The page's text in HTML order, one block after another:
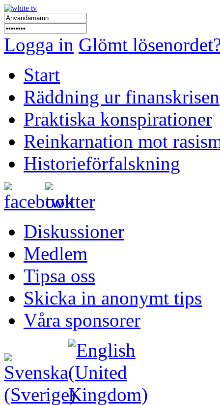
Logga in Glömt
Start
Räddning ur finanskrisen
Praktiska konspirationer
Reinkarnation mot
Historieförfalskning
Diskussioner
Medlem
Tipsa oss
Skicka in anonymt tips
Våra sponsorer